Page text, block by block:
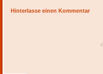
Hinterlasse einen Kommentar